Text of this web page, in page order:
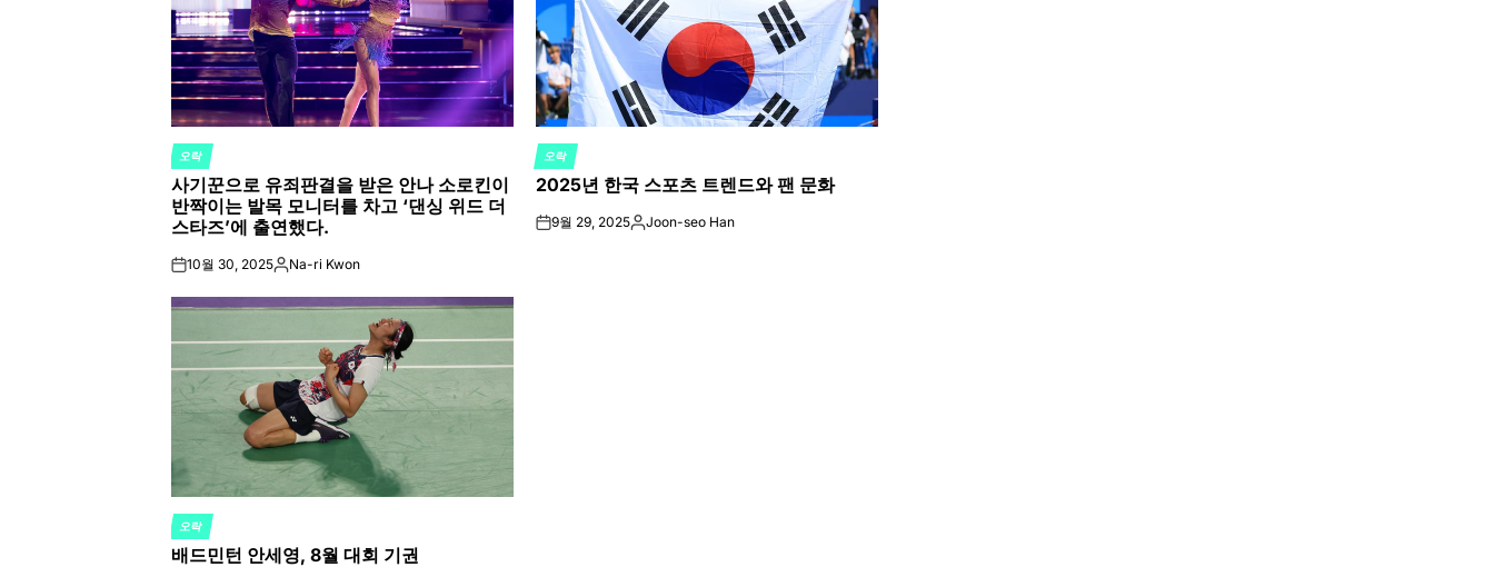
POSTED
IN
오락
사기꾼으로 유죄판결을 받은 안나 소로킨이
반짝이는 발목 모니터를 차고 ‘댄싱 위드 더
스타즈’에 출연했다.
on10월 30, 2025Posted
Na-ri Kwon
POSTED
IN
오락
2025년 한국 스포츠 트렌드와 팬 문화
on9월 29, 2025Posted
Joon-seo Han
POSTED
IN
오락
배드민턴 안세영, 8월 대회 기권